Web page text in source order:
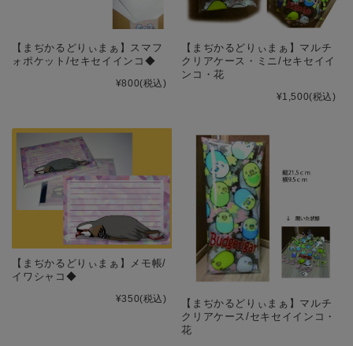
【まぢかるどりぃまぁ】スマフ
ォポケット/セキセイインコ◆
¥800(税込)
【まぢかるどりぃまぁ】マルチ
クリアケース・ミニ/セキセイイ
ンコ・花
¥1,500(税込)
【まぢかるどりぃまぁ】メモ帳/
イワシャコ◆
¥350(税込)
【まぢかるどりぃまぁ】マルチ
クリアケース/セキセイインコ・
花